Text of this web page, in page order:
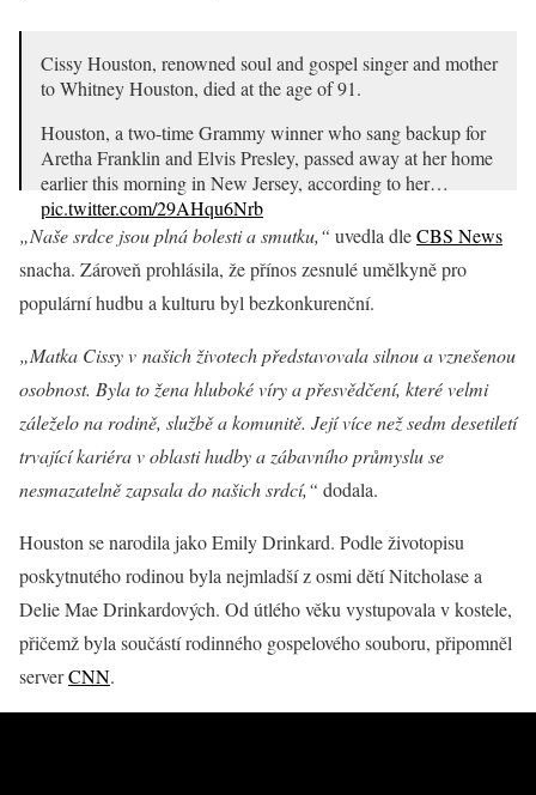
Cissy Houston, renowned soul and gospel singer and mother
to Whitney Houston, died at the age of 91.
Houston, a two-time Grammy winner who sang backup for
Aretha Franklin and Elvis Presley, passed away at her home
earlier this morning in New Jersey, according to her…
pic.twitter.com/29AHqu6Nrb
— Variety (@Variety)
October 7, 2024
„Naše srdce jsou plná bolesti a smutku,“ uvedla dleCBS News
snacha. Zároveň prohlásila, že přínos zesnulé umělkyně pro
populární hudbu a kulturu byl bezkonkurenční.
„Matka Cissy v našich životech představovala silnou a vznešenou
osobnost. Byla to žena hluboké víry a přesvědčení, které velmi
záleželo na rodině, službě a komunitě. Její více než sedm desetiletí
trvající kariéra v oblasti hudby a zábavního průmyslu se
nesmazatelně zapsala do našich srdcí,“ dodala.
Houston se narodila jako Emily Drinkard. Podle životopisu
poskytnutého rodinou byla nejmladší z osmi dětí Nitcholase a
Delie Mae Drinkardových. Od útlého věku vystupovala v kostele,
přičemž byla součástí rodinného gospelového souboru, připomněl
serverCNN.